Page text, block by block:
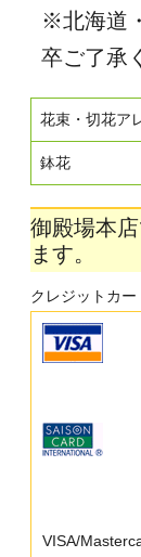
※北海道
卒ご了承
花束・切花ア
鉢花
御殿場本
ます。
クレジットカー
VISA/